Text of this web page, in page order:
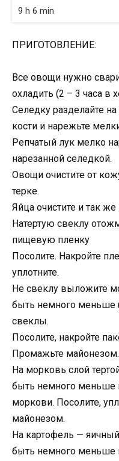
9 h 6 min
ПРИГОТОВЛЕНИЕ:
Все овощи нужно
охладить (2 – 3 часа в
Селедку разделайте
кости и нарежьте
Репчатый лук мелко
нарезанной селедкой.
Овощи очистите от
терке.
Яйца очистите и так
Натертую свеклу
пищевую пленку
Посолите. Накройте
уплотните.
Не свеклу выложите
быть немного меньше
свеклы.
Посолите, накройте
Промажьте майонезом.
На морковь слой
быть немного меньше
моркови. Посолите,
майонезом.
На картофель —
быть немного меньше